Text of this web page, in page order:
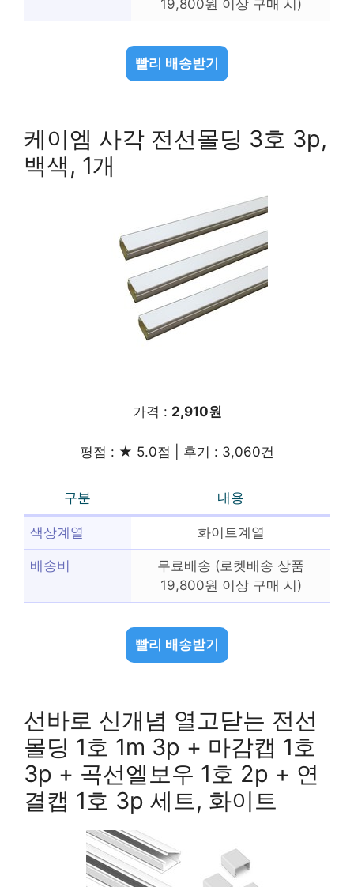
19,800원 이상 구매 시)
빨리 배송받기
케이엠 사각 전선몰딩 3호 3p,
백색, 1개
가격 : 2,910원
평점 : ★ 5.0점 | 후기 : 3,060건
구분 내용
색상계열 화이트계열
배송비
무료배송 (로켓배송 상품
19,800원 이상 구매 시)
빨리 배송받기
선바로 신개념 열고닫는 전선
몰딩 1호 1m 3p + 마감캡 1호
3p + 곡선엘보우 1호 2p + 연
결캡 1호 3p 세트, 화이트